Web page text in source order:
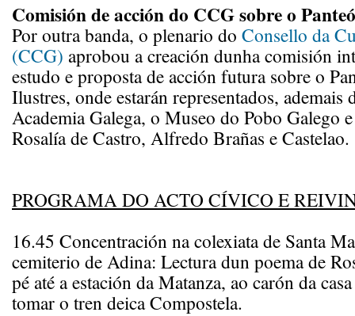
Comisión de acción do CCG sobre o
Por outra banda, o plenario do Consello da
(CCG) aprobou a creación dunha comisión
estudo e proposta de acción futura sobre o
Ilustres, onde estarán representados, ademais
Academia Galega, o Museo do Pobo Galego
Rosalía de Castro, Alfredo Brañas e Castelao.
PROGRAMA DO ACTO CÍVICO E
16.45 Concentración na colexiata de Santa
cemiterio de Adina: Lectura dun poema de
pé até a estación da Matanza, ao carón da
tomar o tren deica Compostela.